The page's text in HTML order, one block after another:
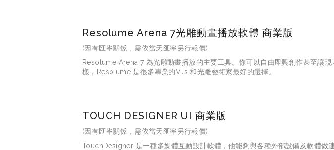
Resolume Arena 7光雕動畫播放軟體 商業版
(因有匯率關係，需依當天匯率另行報價)
Resolume Arena 7 為光雕動畫播放的主要工具。你可以自由即興創作甚至讓
樣，Resolume 是很多專業的VJs 和光雕藝術家最好的選擇。
TOUCH DESIGNER UI 商業版
(因有匯率關係，需依當天匯率另行報價)
TouchDesigner 是一種多媒體互動設計軟體，他能夠與各種外部設備及軟體做